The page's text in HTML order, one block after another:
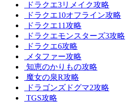
ドラクエ3リメイク攻略
ドラクエ10オフライン攻略
ドラクエ11攻略
ドラクエモンスターズ3攻略
ドラクエ6攻略
メタファー攻略
知恵のかりもの攻略
魔女の泉R攻略
ドラゴンズドグマ2攻略
TGS攻略